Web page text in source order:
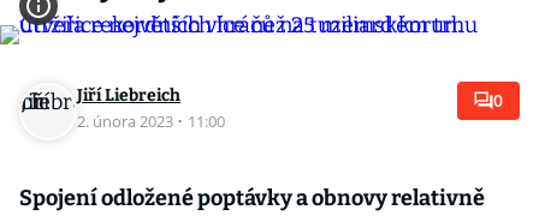
Jiří Liebreich
2. února 2023 · 11:00
0
Spojení odložené poptávky a obnovy relativně